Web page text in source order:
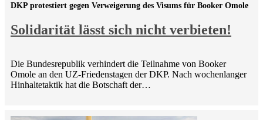
Solidarität lässt sich nicht verbieten!
DKP protestiert gegen Verweigerung des Visums für Booker Omole
Die Bundesrepublik verhindert die Teilnahme von Booker
Omole an den UZ-Friedenstagen der DKP. Nach wochenlanger
Hinhaltetaktik hat die Botschaft der…